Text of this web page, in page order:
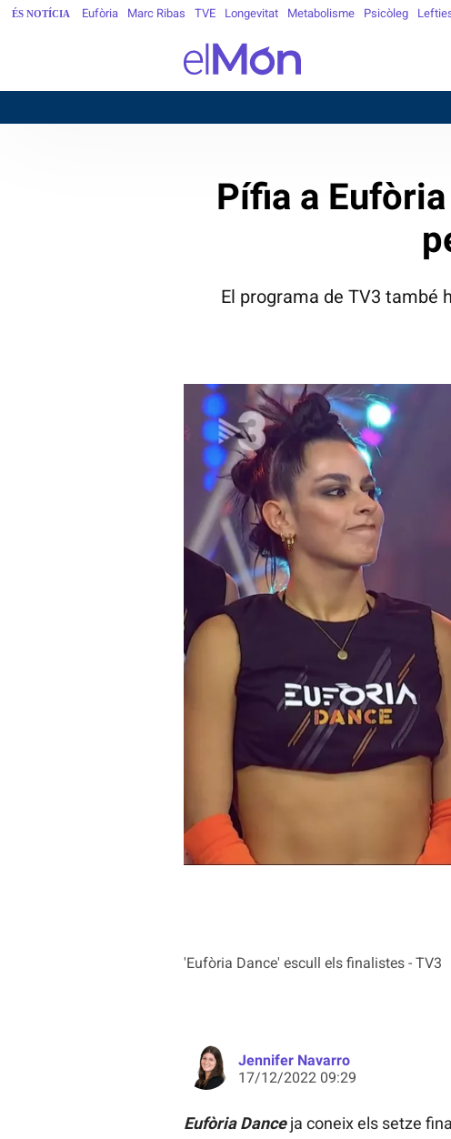
ÉS NOTÍCIA Eufòria Marc Ribas TVE Longevitat Metabolisme Psicòleg
'Eufòria Dance' escull els finalistes - TV3
Pífia a
El programa de TV3 també
Jennifer Navarro
17/12/2022 09:29
Eufòria Dance ja coneix els setze